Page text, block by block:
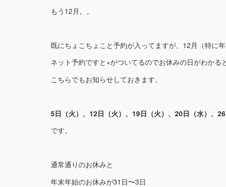
もう12月。。
既にちょこちょこと予約が入ってますが、12月（特に
ネット予約ですと×がついてるのでお休みの日がわかる
こちらでもお知らせしておきます。
5日（火）、12日（火）、19日（火）、20日（水）、26
です。
通常通りのお休みと
年末年始のお休みが31日〜3日